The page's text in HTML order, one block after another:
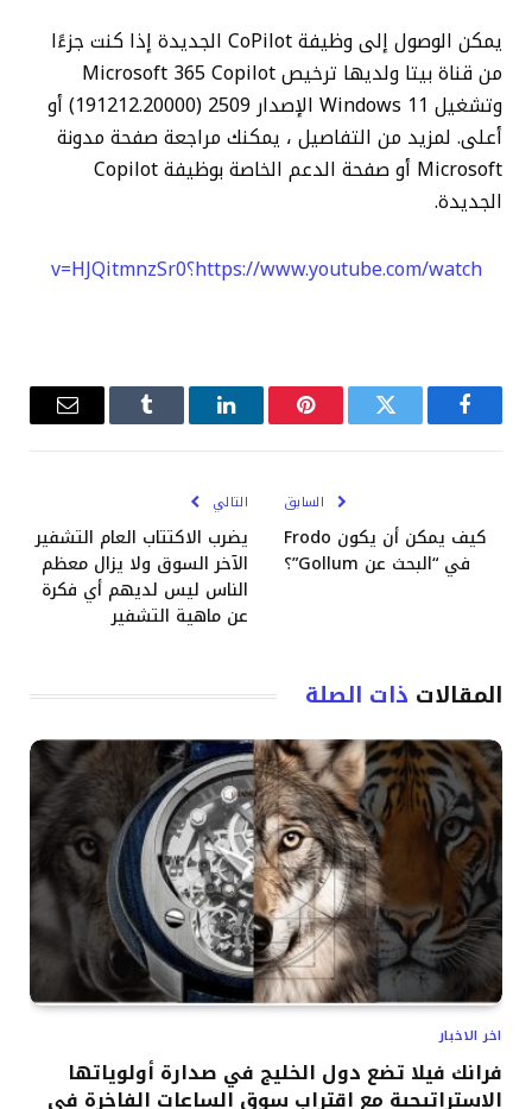
يمكن الوصول إلى وظيفة CoPilot الجديدة إذا كنت جزءًا
من قناة بيتا ولديها ترخيص Microsoft 365 Copilot
وتشغيل Windows 11 الإصدار 2509 (191212.20000) أو
أعلى. لمزيد من التفاصيل ، يمكنك مراجعة صفحة مدونة
Microsoft أو صفحة الدعم الخاصة بوظيفة Copilot
الجديدة.
https://www.youtube.com/watch؟v=HJQitmnzSr0
فيسبوكتويتر بينتيريستلينكدإن Tumblrالبريد
السابق
كيف يمكن أن يكون Frodo
في “البحث عن Gollum”؟
التالي
يضرب الاكتتاب العام التشفير
الآخر السوق ولا يزال معظم
الناس ليس لديهم أي فكرة
عن ماهية التشفير
المقالات ذات الصلة
اخر الاخبار
فرانك فيلا تضع دول الخليج في صدارة أولوياتها
الاستراتيجية مع اقتراب سوق الساعات الفاخرة في